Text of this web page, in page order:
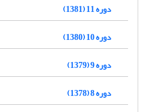
دوره 11 (1381)
دوره 10 (1380)
دوره 9 (1379)
دوره 8 (1378)